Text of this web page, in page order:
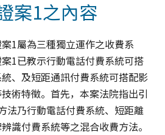
案1之內容
1屬為三種獨立運作之收費系
1已教示行動電話付費系統可搭
、及短距通訊付費系統可搭配影
術特徵。首先，本案法院指出引
法乃行動電話付費系統、短距離
識付費系統等之混合收費方法。